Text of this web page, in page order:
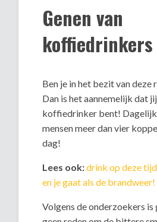
Genen van
koffiedrinkers
Ben je in het bezit van deze
Dan is het aannemelijk dat
koffiedrinker bent!
mensen meer dan vier
dag!
Lees ook:drink op deze
en je gaat als de brandweer!
Volgens de onderzoekers